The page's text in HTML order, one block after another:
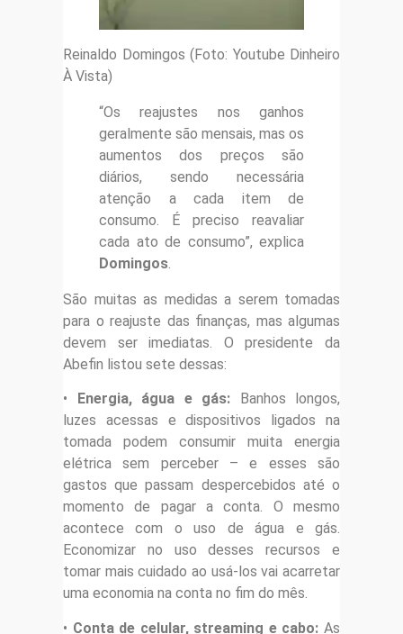
Reinaldo Domingos (Foto: Youtube Dinheiro
À Vista)
“Os reajustes nos ganhos
geralmente são mensais, mas os
aumentos dos preços são
diários, sendo necessária
atenção a cada item de
consumo. É preciso reavaliar
cada ato de consumo”, explica
Domingos.
São muitas as medidas a serem tomadas
para o reajuste das finanças, mas algumas
devem ser imediatas. O presidente da
Abefin listou sete dessas:
• Energia, água e gás: Banhos longos,
luzes acessas e dispositivos ligados na
tomada podem consumir muita energia
elétrica sem perceber – e esses são
gastos que passam despercebidos até o
momento de pagar a conta. O mesmo
acontece com o uso de água e gás.
Economizar no uso desses recursos e
tomar mais cuidado ao usá-los vai acarretar
uma economia na conta no fim do mês.
• Conta de celular, streaming e cabo: As